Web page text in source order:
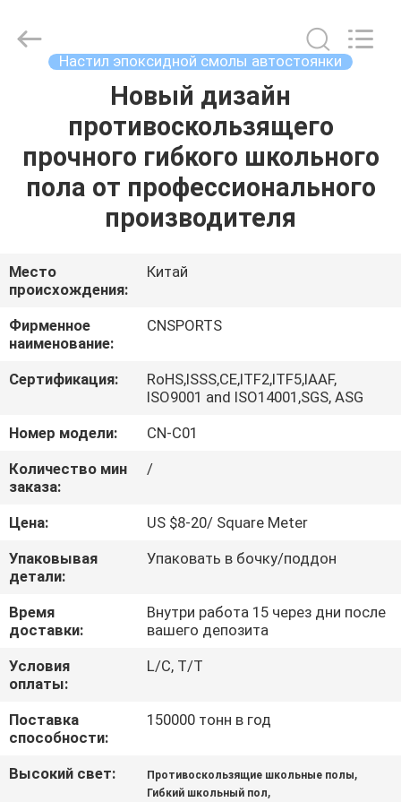
ПРОДУКТЫ
ПУТЕШЕСТВИЕ
ФАБРИКИ
ПРОВЕРКА
СВЯЖИТЕСЬ
СПРОСИТЕ
ЦИТАТУ
КАРТА
САЙТА
PRIVACY
POLICY
Materials
Настил эпоксидной смолы автостоянки
Новый дизайн
противоскользящего
прочного гибкого школьного
пола от профессионального
производителя
Место
происхождения:
Китай
Фирменное
наименование:
CNSPORTS
Сертификация:
RoHS,ISSS,CE,ITF2,ITF5,IAAF,
ISO9001 and ISO14001,SGS, ASG
Номер модели:
CN-C01
Количество мин
заказа:
/
Цена:
US $8-20/ Square Meter
Упаковывая
детали:
Упаковать в бочку/поддон
Время
доставки:
Внутри работа 15 через дни после
вашего депозита
Условия
оплаты:
L/C, T/T
Поставка
способности:
150000 тонн в год
Высокий свет: Противоскользящие школьные полы,
Гибкий школьный пол,